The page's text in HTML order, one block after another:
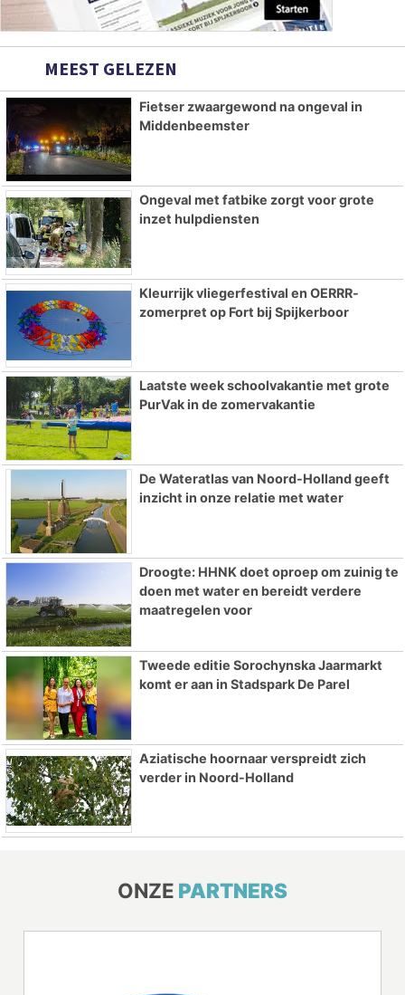
MEEST GELEZEN
Fietser zwaargewond na ongeval in
Middenbeemster
Ongeval met fatbike zorgt voor grote
inzet hulpdiensten
Kleurrijk vliegerfestival en OERRR-
zomerpret op Fort bij Spijkerboor
Laatste week schoolvakantie met grote
PurVak in de zomervakantie
De Wateratlas van Noord-Holland geeft
inzicht in onze relatie met water
Droogte: HHNK doet oproep om zuinig te
doen met water en bereidt verdere
maatregelen voor
Tweede editie Sorochynska Jaarmarkt
komt er aan in Stadspark De Parel
Aziatische hoornaar verspreidt zich
verder in Noord-Holland
ONZE PARTNERS